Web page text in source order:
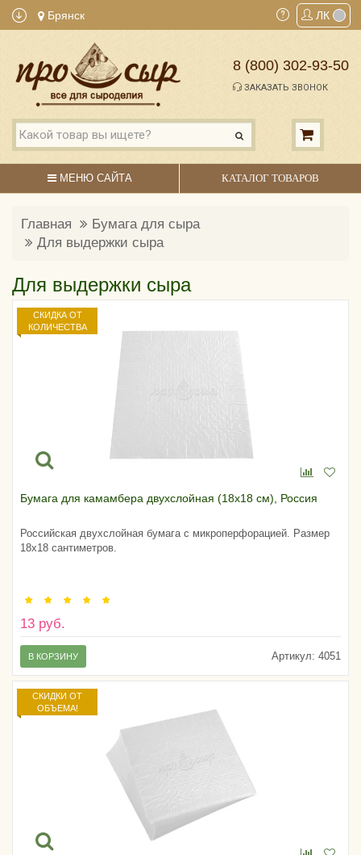
Брянск ЛК
8 (800) 302-93-50
ЗАКАЗАТЬ ЗВОНОК
МЕНЮ САЙТА КАТАЛОГ ТОВАРОВ
Главная
Бумага для сыра
Для выдержки сыра
Для выдержки сыра
СКИДКА ОТ
КОЛИЧЕСТВА
Бумага для камамбера двухслойная (18х18 см), Россия
Российская двухслойная бумага с микроперфорацией. Размер
18х18 сантиметров.
13 руб.
Артикул: 4051
В КОРЗИНУ
СКИДКИ ОТ
ОБЪЕМА!